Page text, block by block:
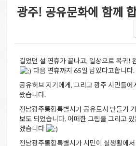
광주! 공유문화에 함께
길었던 설 연휴가 끝나고, 일상으로 복귀!
다음 연휴까지 65일 남았다고합니다
공유허브 지기에게, 그리고 광주 시민들에
왔습니다.
전남광주통합특별시가 공유도시 만들기
보도 되었습니다. 어떠한 그림을 그리고
겠습니다
전남광주통합특별시가 시민이 실생활에